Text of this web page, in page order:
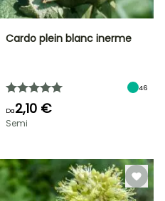
Cardo plein blanc inerme
46
Da2,10 €
Semi